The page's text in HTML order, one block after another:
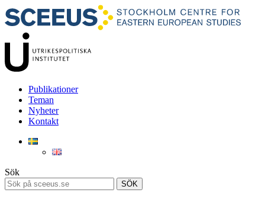
Publikationer
Teman
Nyheter
Kontakt
Sök
SÖK